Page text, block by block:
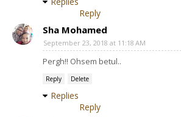
Reply
Sha Mohamed
September 23, 2018 at 11:18 AM
Pergh!! Ohsem betul..
Reply Delete
Replies
Reply